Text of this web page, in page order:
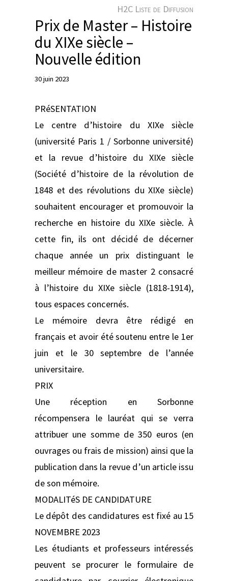
H2C Liste de Diffusion
Prix de Master – Histoire
du XIXe siècle –
Nouvelle édition
30 juin 2023
PRéSENTATION
Le centre d’histoire du XIXe siècle
(université Paris 1 / Sorbonne université)
et la revue d’histoire du XIXe siècle
(Société d’histoire de la révolution de
1848 et des révolutions du XIXe siècle)
souhaitent encourager et promouvoir la
recherche en histoire du XIXe siècle. À
cette fin, ils ont décidé de décerner
chaque année un prix distinguant le
meilleur mémoire de master 2 consacré
à l’histoire du XIXe siècle (1818-1914),
tous espaces concernés.
Le mémoire devra être rédigé en
français et avoir été soutenu entre le 1er
juin et le 30 septembre de l’année
universitaire.
PRIX
Une réception en Sorbonne
récompensera le lauréat qui se verra
attribuer une somme de 350 euros (en
ouvrages ou frais de mission) ainsi que la
publication dans la revue d’un article issu
de son mémoire.
MODALITéS DE CANDIDATURE
Le dépôt des candidatures est fixé au 15
NOVEMBRE 2023
Les étudiants et professeurs intéressés
peuvent se procurer le formulaire de